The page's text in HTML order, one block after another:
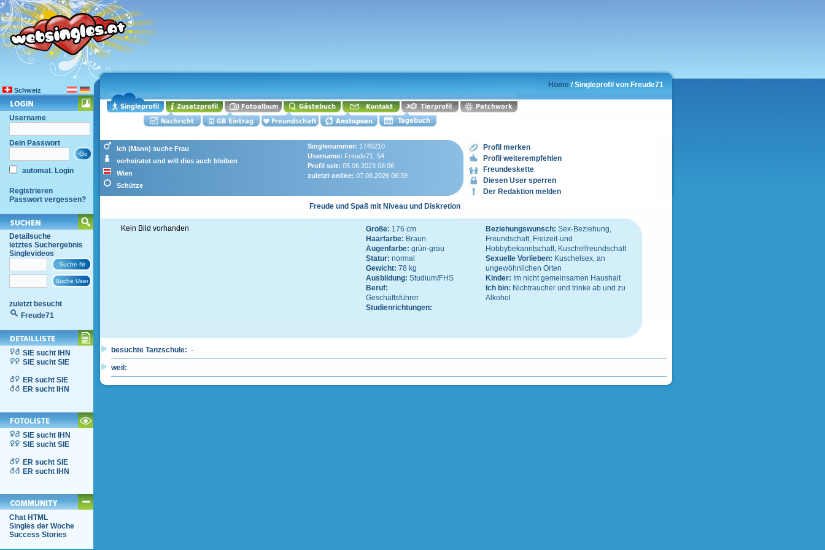
Schweiz
Username
Dein Passwort
automat. Login
Registrieren
Passwort vergessen?
Detailsuche
letztes Suchergebnis
Singlevideos
zuletzt besucht
Freude71
SIE sucht IHN
SIE sucht SIE
ER sucht SIE
ER sucht IHN
SIE sucht IHN
SIE sucht SIE
ER sucht SIE
ER sucht IHN
Chat HTML
Singles der Woche
Success Stories
Home / Singleprofil von Freude71
Ich (Mann) suche Frau
verheiratet und will dies auch bleiben
Wien
Schütze
Singlenummer: 1746210
Username: Freude71, 54
Profil seit: 05.06.2023 08:06
zuletzt online: 07.08.2026 06:39
Profil merken
Profil weiterempfehlen
Freundeskette
Diesen User sperren
Der Redaktion melden
Freude und Spaß mit Niveau und Diskretion
Kein Bild vorhanden Größe: 176 cm
Haarfarbe: Braun
Augenfarbe: grün-grau
Statur: normal
Gewicht: 78 kg
Ausbildung: Studium/FHS
Beruf:
Geschäftsführer
Studienrichtungen:
Beziehungswunsch: Sex-Beziehung,
Freundschaft, Freizeit-und
Hobbybekanntschaft, Kuschelfreundschaft
Sexuelle Vorlieben: Kuschelsex, an
ungewöhnlichen Orten
Kinder: Im nicht gemeinsamen Haushalt
Ich bin: Nichtraucher und trinke ab und zu
Alkohol
besuchte Tanzschule: -
weil: